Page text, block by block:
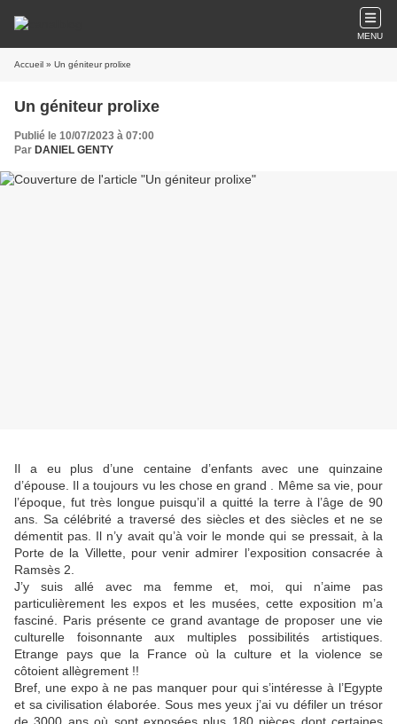
MENU
Accueil » Un géniteur prolixe
Un géniteur prolixe
Publié le 10/07/2023 à 07:00
Par DANIEL GENTY
Il a eu plus d’une centaine d’enfants avec une quinzaine
d’épouse. Il a toujours vu les chose en grand . Même sa vie, pour
l’époque, fut très longue puisqu’il a quitté la terre à l’âge de 90
ans. Sa célébrité a traversé des siècles et des siècles et ne se
démentit pas. Il n’y avait qu’à voir le monde qui se pressait, à la
Porte de la Villette, pour venir admirer l’exposition consacrée à
Ramsès 2.
J’y suis allé avec ma femme et, moi, qui n’aime pas
particulièrement les expos et les musées, cette exposition m’a
fasciné. Paris présente ce grand avantage de proposer une vie
culturelle foisonnante aux multiples possibilités artistiques.
Etrange pays que la France où la culture et la violence se
côtoient allègrement !!
Bref, une expo à ne pas manquer pour qui s’intéresse à l’Egypte
et sa civilisation élaborée. Sous mes yeux j’ai vu défiler un trésor